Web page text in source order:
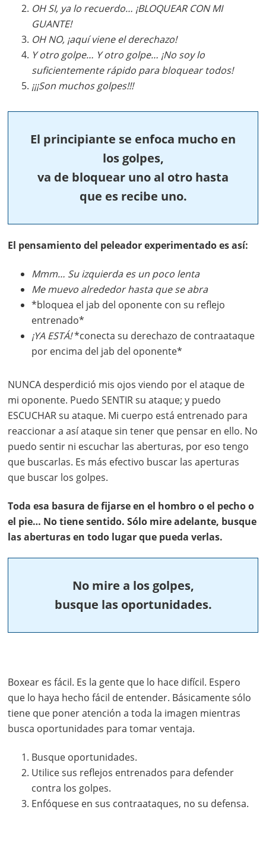
OH SI, ya lo recuerdo… ¡BLOQUEAR CON MI
GUANTE!
OH NO, ¡aquí viene el derechazo!
Y otro golpe… Y otro golpe… ¡No soy lo
suficientemente rápido para bloquear todos!
¡¡¡Son muchos golpes!!!
El principiante se enfoca mucho en
los golpes,
va de bloquear uno al otro hasta
que es recibe uno.
El pensamiento del peleador experimentado es así:
Mmm… Su izquierda es un poco lenta
Me muevo alrededor hasta que se abra
*bloquea el jab del oponente con su reflejo
entrenado*
¡YA ESTÁ!*conecta su derechazo de contraataque
por encima del jab del oponente*
NUNCA desperdició mis ojos viendo por el ataque de
mi oponente. Puedo SENTIR su ataque; y puedo
ESCUCHAR su ataque. Mi cuerpo está entrenado para
reaccionar a así ataque sin tener que pensar en ello. No
puedo sentir ni escuchar las aberturas, por eso tengo
que buscarlas. Es más efectivo buscar las aperturas
que buscar los golpes.
Toda esa basura de fijarse en el hombro o el pecho o
el pie… No tiene sentido. Sólo mire adelante, busque
las aberturas en todo lugar que pueda verlas.
No mire a los golpes,
busque las oportunidades.
Boxear es fácil. Es la gente que lo hace difícil. Espero
que lo haya hecho fácil de entender. Básicamente sólo
tiene que poner atención a toda la imagen mientras
busca oportunidades para tomar ventaja.
Busque oportunidades.
Utilice sus reflejos entrenados para defender
contra los golpes.
Enfóquese en sus contraataques, no su defensa.